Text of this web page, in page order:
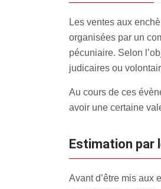
Les ventes aux
organisées par un
pécuniaire. Selon
judicaires ou
Au cours de ces
avoir une certaine
estimation
Avant d’être mis aux